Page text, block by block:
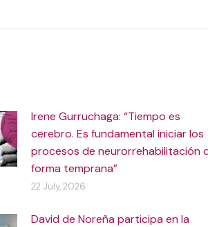
Irene Gurruchaga: “Tiempo es
cerebro. Es fundamental iniciar los
procesos de neurorrehabilitación
forma temprana”
22 July, 2026
David de Noreña participa en la